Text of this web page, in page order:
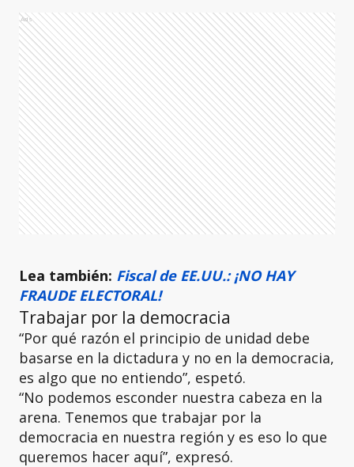
Ads
Lea también: Fiscal de EE.UU.: ¡NO HAY
FRAUDE ELECTORAL!
Trabajar por la democracia
“Por qué razón el principio de unidad debe
basarse en la dictadura y no en la democracia,
es algo que no entiendo”, espetó.
“No podemos esconder nuestra cabeza en la
arena. Tenemos que trabajar por la
democracia en nuestra región y es eso lo que
queremos hacer aquí”, expresó.